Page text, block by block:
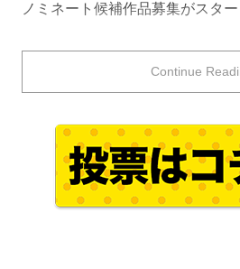
ノミネート候補作品募集がスター
WEBマンガ総選挙は、その年の
中からノミネート作品を選出し
もっともWebで愛されているマ
例年、その年を代表する話題作
化・実写映画化した『ヲタクに
年にアニメ化が決定した『うら
Continue